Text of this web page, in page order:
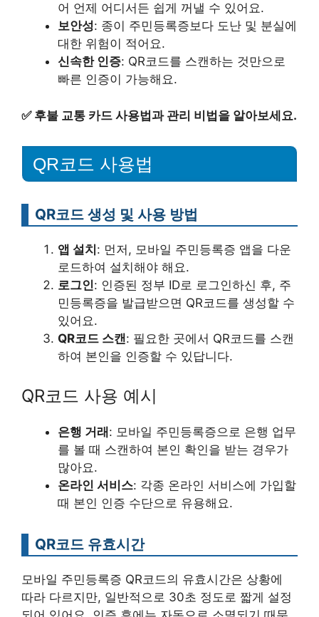
어 언제 어디서든 쉽게 꺼낼 수 있어요.
보안성: 종이 주민등록증보다 도난 및 분실에
대한 위험이 적어요.
신속한 인증: QR코드를 스캔하는 것만으로
빠른 인증이 가능해요.
✅ 후불 교통 카드 사용법과 관리 비법을 알아보세요.
QR코드 사용법
QR코드 생성 및 사용 방법
앱 설치: 먼저, 모바일 주민등록증 앱을 다운
로드하여 설치해야 해요.
로그인: 인증된 정부 ID로 로그인하신 후, 주
민등록증을 발급받으면 QR코드를 생성할 수
있어요.
QR코드 스캔: 필요한 곳에서 QR코드를 스캔
하여 본인을 인증할 수 있답니다.
QR코드 사용 예시
은행 거래 : 모바일 주민등록증으로 은행 업무
를 볼 때 스캔하여 본인 확인을 받는 경우가
많아요.
온라인 서비스: 각종 온라인 서비스에 가입할
때 본인 인증 수단으로 유용해요.
QR코드 유효시간
모바일 주민등록증 QR코드의 유효시간은 상황에
따라 다르지만, 일반적으로 30초 정도로 짧게 설정